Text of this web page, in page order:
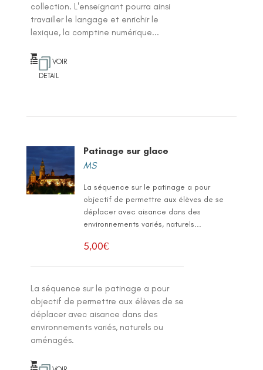
collection. L'enseignant pourra ainsi
travailler le langage et enrichir le
lexique, la comptine numérique...
VOIR
DETAIL
Patinage sur glace
MS
La séquence sur le patinage a pour
objectif de permettre aux élèves de se
déplacer avec aisance dans des
environnements variés, naturels...
5,00€
La séquence sur le patinage a pour
objectif de permettre aux élèves de se
déplacer avec aisance dans des
environnements variés, naturels ou
aménagés.